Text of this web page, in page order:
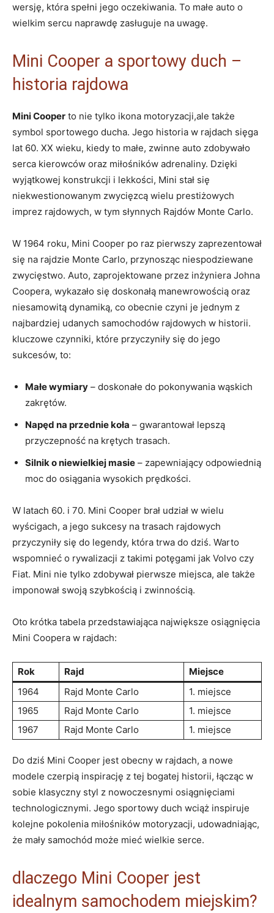
wersję, która spełni jego oczekiwania. To małe auto o
wielkim sercu naprawdę zasługuje na uwagę.
Mini Cooper a sportowy duch –
historia rajdowa
Mini Cooper to nie tylko ikona motoryzacji,ale także
symbol sportowego ducha. Jego historia w rajdach sięga
lat 60. XX wieku, kiedy to małe, zwinne auto zdobywało
serca kierowców oraz miłośników adrenaliny. Dzięki
wyjątkowej konstrukcji i lekkości, Mini stał się
niekwestionowanym zwycięzcą wielu prestiżowych
imprez rajdowych, w tym słynnych Rajdów Monte Carlo.
W 1964 roku, Mini Cooper po raz pierwszy zaprezentował
się na rajdzie Monte Carlo, przynosząc niespodziewane
zwycięstwo. Auto, zaprojektowane przez inżyniera Johna
Coopera, wykazało się doskonałą manewrowością oraz
niesamowitą dynamiką, co obecnie czyni je jednym z
najbardziej udanych samochodów rajdowych w historii.
kluczowe czynniki, które przyczyniły się do jego
sukcesów, to:
Małe wymiary – doskonałe do pokonywania wąskich
zakrętów.
Napęd na przednie koła – gwarantował lepszą
przyczepność na krętych trasach.
Silnik o niewielkiej masie – zapewniający odpowiednią
moc do osiągania wysokich prędkości.
W latach 60. i 70. Mini Cooper brał udział w wielu
wyścigach, a jego sukcesy na trasach rajdowych
przyczyniły się do legendy, która trwa do dziś. Warto
wspomnieć o rywalizacji z takimi potęgami jak Volvo czy
Fiat. Mini nie tylko zdobywał pierwsze miejsca, ale także
imponował swoją szybkością i zwinnością.
Oto krótka tabela przedstawiająca największe osiągnięcia
Mini Coopera w rajdach:
Rok Rajd
Miejsce
1964
Rajd Monte Carlo
1. miejsce
1965
Rajd Monte Carlo
1. miejsce
1967
Rajd Monte Carlo 1. miejsce
Do dziś Mini Cooper jest obecny w rajdach, a nowe
modele czerpią inspirację z tej bogatej historii, łącząc w
sobie klasyczny styl z nowoczesnymi osiągnięciami
technologicznymi. Jego sportowy duch wciąż inspiruje
kolejne pokolenia miłośników motoryzacji, udowadniając,
że mały samochód może mieć wielkie serce.
dlaczego Mini Cooper jest
idealnym samochodem miejskim?